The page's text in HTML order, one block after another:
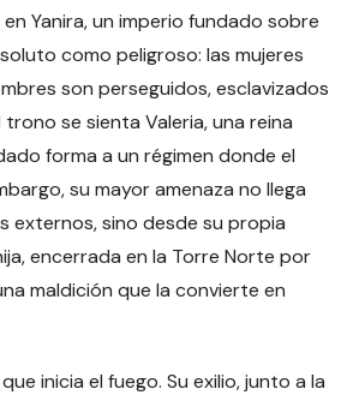
Yanira, un imperio fundado sobre
como peligroso: las mujeres
son perseguidos, esclavizados
se sienta Valeria, una reina
forma a un régimen donde el
su mayor amenaza no llega
externos, sino desde su propia
encerrada en la Torre Norte por
maldición que la convierte en
inicia el fuego. Su exilio, junto a la